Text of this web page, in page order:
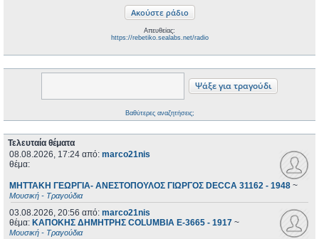
Απευθείας:
https://rebetiko.sealabs.net/radio
Βαθύτερες αναζητήσεις;
Τελευταία θέματα
08.08.2026, 17:24 από: marco21nis
θέμα:
ΜΗΤΤΑΚΗ ΓΕΩΡΓΙΑ- ΑΝΕΣΤΟΠΟΥΛΟΣ ΓΙΩΡΓΟΣ DECCA 31162 - 1948 ~
Μουσική - Τραγούδια
03.08.2026, 20:56 από: marco21nis
θέμα: ΚΑΠΟΚΗΣ ΔΗΜΗΤΡΗΣ COLUMBIA E-3665 - 1917 ~
Μουσική - Τραγούδια